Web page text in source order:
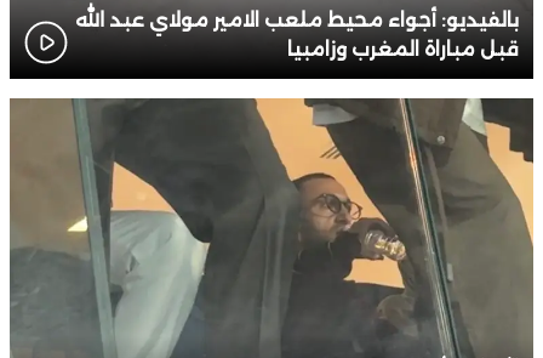
بالفيديو: أجواء محيط ملعب الامير مولاي عبد الله
قبل مباراة المغرب وزامبيا